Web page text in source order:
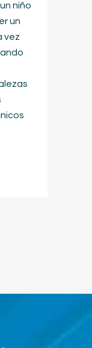
niño
un
vez